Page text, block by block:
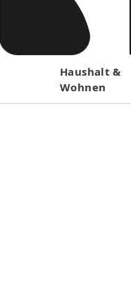
Haushalt &
Wohnen